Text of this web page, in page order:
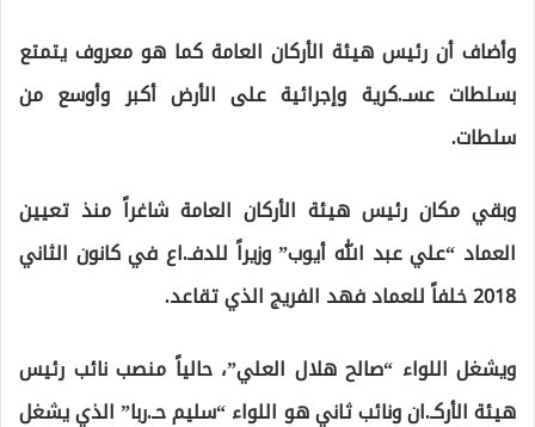
وأضاف أن رئيس هيئة الأركان العامة كما هو معروف يتمتع
بسلطات عسـ.كرية وإجرائية على الأرض أكبر وأوسع من
سلطات.
وبقي مكان رئيس هيئة الأركان العامة شاغراً منذ تعيين
العماد “علي عبد الله أيوب” وزيراً للدفـ.اع في كانون الثاني
2018 خلفاً للعماد فهد الفريج الذي تقاعد.
ويشغل اللواء “صالح هلال العلي”، حالياً منصب نائب رئيس
هيئة الأركـ.ان ونائب ثاني هو اللواء “سليم حـ.ربا” الذي يشغل